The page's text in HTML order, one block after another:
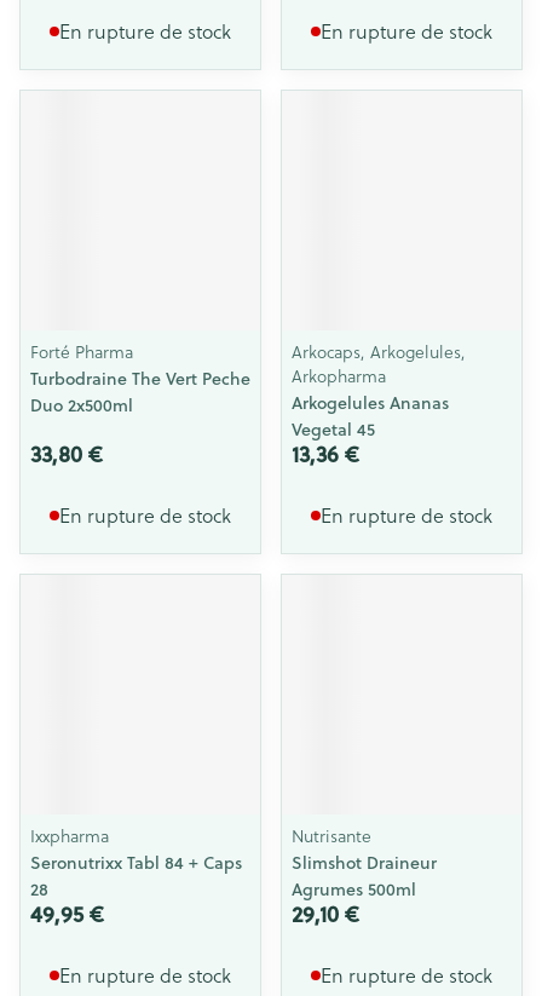
En rupture de stock En rupture de stock
Forté Pharma
Turbodraine The Vert Peche
Duo 2x500ml
33,80 €
En rupture de stock
Arkocaps, Arkogelules,
Arkopharma
Arkogelules Ananas
Vegetal 45
13,36 €
En rupture de stock
Ixxpharma
Seronutrixx Tabl 84 + Caps
28
49,95 €
En rupture de stock
Nutrisante
Slimshot Draineur
Agrumes 500ml
29,10 €
En rupture de stock